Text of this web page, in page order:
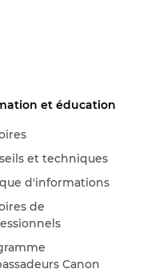
et éducation
et techniques
d'informations
de
Canon